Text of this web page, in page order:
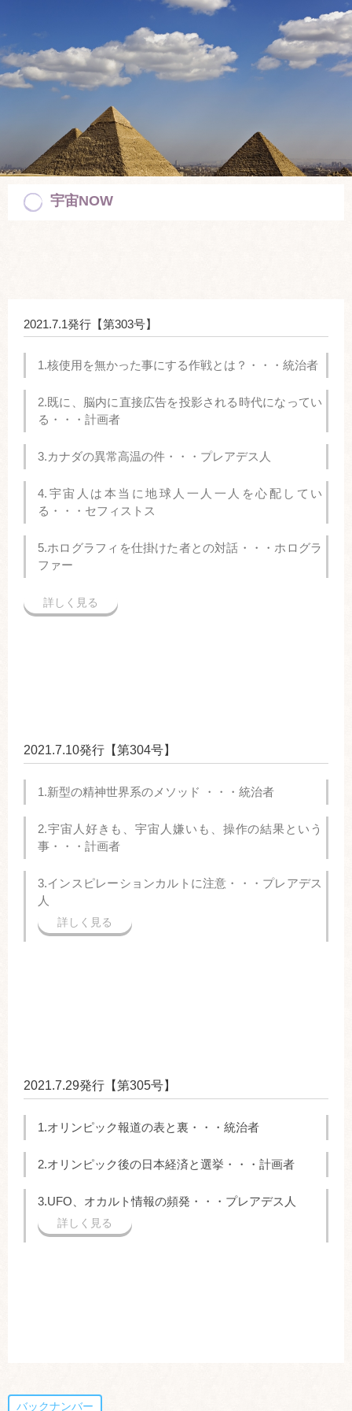
宇宙NOW
2021.7.1発行【第303号】
1.核使用を無かった事にする作戦とは？・・・統治者
2.既に、脳内に直接広告を投影される時代になってい
る・・・計画者
3.カナダの異常高温の件・・・プレアデス人
4.宇宙人は本当に地球人一人一人を心配してい
る・・・セフィストス
5.ホログラフィを仕掛けた者との対話・・・ホログラ
ファー
詳しく見る
2021.7.10発行【第304号】
1.新型の精神世界系のメソッド ・・・統治者
2.宇宙人好きも、宇宙人嫌いも、操作の結果という
事・・・計画者
3.インスピレーションカルトに注意・・・プレアデス
人
詳しく見る
2021.7.29発行【第305号】
1.オリンピック報道の表と裏・・・統治者
2.オリンピック後の日本経済と選挙・・・計画者
3.UFO、オカルト情報の頻発・・・プレアデス人
詳しく見る
バックナンバー